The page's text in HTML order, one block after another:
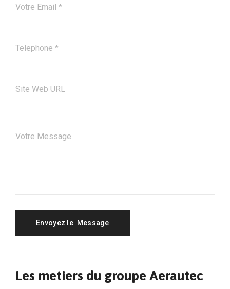
Les metiers du groupe Aerautec